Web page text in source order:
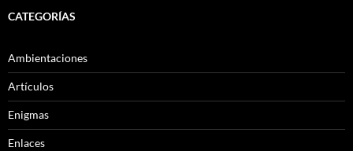
CATEGORÍAS
Ambientaciones
Artículos
Enigmas
Enlaces